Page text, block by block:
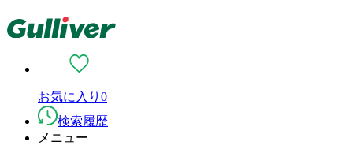
お気に入り 0
検索履歴
メニュー